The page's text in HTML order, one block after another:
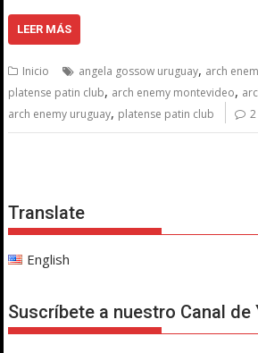
LEER MÁS
Inicio angela gossow uruguay, arch
platense patin club, arch enemy montevideo,
arch enemy uruguay, platense patin club
Translate
English
Suscríbete a nuestro Canal de